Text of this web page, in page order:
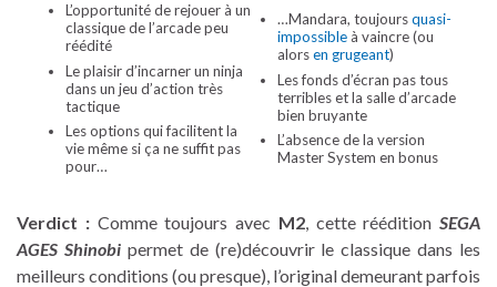
L’opportunité de rejouer à un
classique de l’arcade peu
réédité
Le plaisir d’incarner un ninja
dans un jeu d’action très
tactique
Les options qui facilitent la
vie même si ça ne suffit pas
pour…
…Mandara, toujoursquasi-
impossibleà vaincre (ou
alorsen grugeant)
Les fonds d’écran pas tous
terribles et la salle d’arcade
bien bruyante
L’absence de la version
Master System en bonus
Verdict : Comme toujours avec M2, cette réédition SEGA
AGES Shinobipermet de (re)découvrir le classique dans les
meilleurs conditions (ou presque), l’original demeurant parfois